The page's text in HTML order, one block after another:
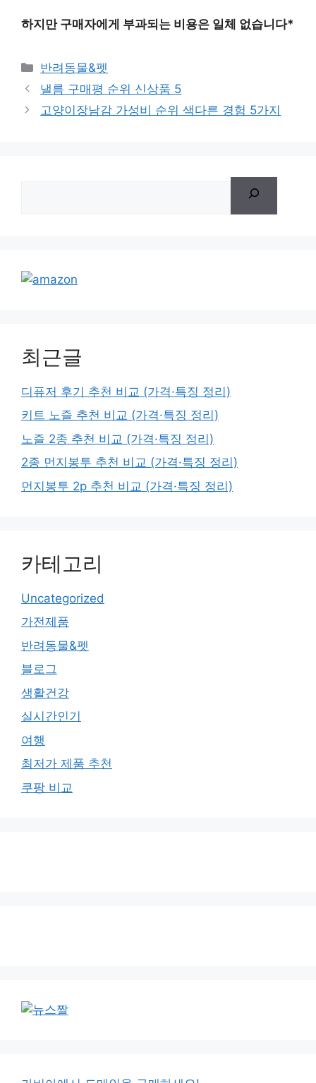
하지만 구매자에게 부과되는 비용은 일체 없습니다*
카
테
리
반려동물&펫
낼름 구매평 순위 신상품 5
고양이장남감 가성비 순위 색다른 경험 5가지
최근글
디퓨저 후기 추천 비교 (가격·특징 정리)
키트 노즐 추천 비교 (가격·특징 정리)
노즐 2종 추천 비교 (가격·특징 정리)
2종 먼지봉투 추천 비교 (가격·특징 정리)
먼지봉투 2p 추천 비교 (가격·특징 정리)
카테고리
Uncategorized
가전제품
반려동물&펫
블로그
생활건강
실시간인기
여행
최저가 제품 추천
쿠팡 비교